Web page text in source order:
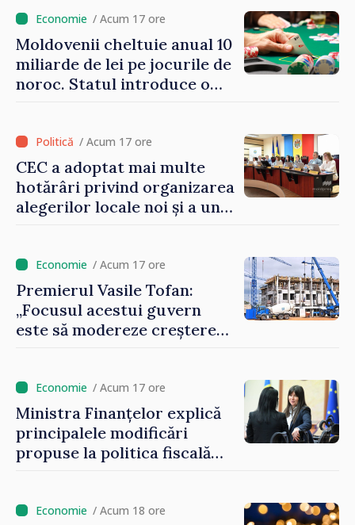
/ Acum 17 ore
Moldovenii cheltuie anual 10
miliarde de lei pe jocurile de
noroc. Statul introduce o
la buget / Acum 17 ore
CEC a adoptat mai multe
hotărâri privind organizarea
alegerilor locale noi și a unui
/ Acum 17 ore
Premierul Vasile Tofan:
„Focusul acestui guvern
este să modereze creșterea
/ Acum 17 ore
Ministra Finanțelor explică
principalele modificări
propuse la politica fiscală
/ Acum 18 ore